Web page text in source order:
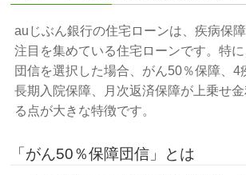
auじぶん銀行の住宅ローンは、疾病保
注目を集めている住宅ローンです。特
団信を選択した場合、がん50％保障、4
長期入院保障、月次返済保障が上乗せ
る点が大きな特徴です。
「がん50％保障団信」とは